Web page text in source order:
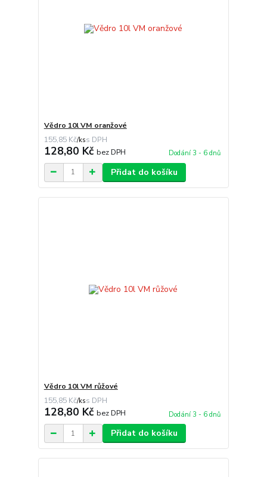
Vědro 10l VM oranžové
155,85 Kč/ks
128,80 Kč bez DPH Dodání 3 - 6 dnů
Přidat do košíku
Vědro 10l VM růžové
155,85 Kč/ks
128,80 Kč bez DPH Dodání 3 - 6 dnů
Přidat do košíku